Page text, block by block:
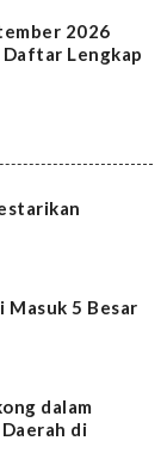
2026
Lengkap
Masuk 5 Besar
dalam
Daerah di